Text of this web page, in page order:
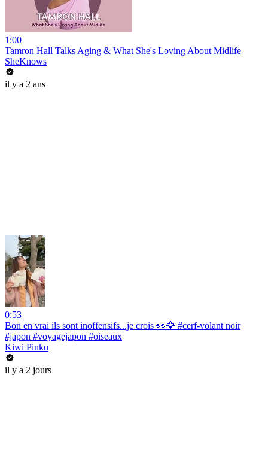
1:00
Tamron Hall Talks Aging & What She's Loving About Midlife
SheKnows
il y a 2 ans
0:53
Bon en vrai ils sont inoffensifs...je crois 👀🦅 #cerf-volant noir
#japon #voyagejapon #oiseaux
Kiwi Pinku
il y a 2 jours